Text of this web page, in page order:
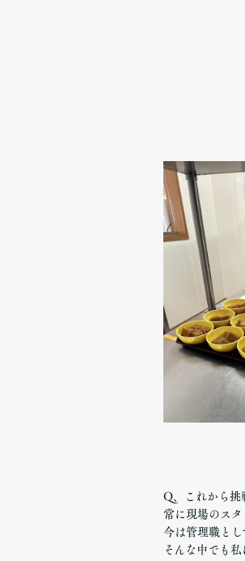
Q、これから挑
常に現場のスタ
今は管理職とし
そんな中でも